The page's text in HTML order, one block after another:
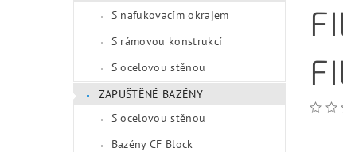
S nafukovacím okrajem
S rámovou konstrukcí
S ocelovou stěnou
ZAPUŠTĚNÉ BAZÉNY
S ocelovou stěnou
Bazény CF Block